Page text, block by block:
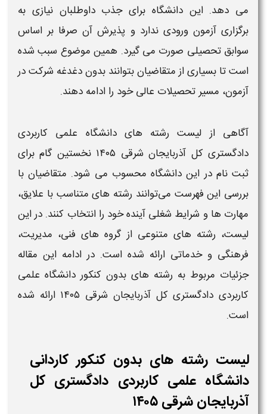
می‌ دهد. ایندانشگاه برای جذب داوطلبان نیازی به
برگزاری آزمون ورودی ندارد و پذیرش آن صرفا بر اساس
سوابق تحصیلی صورت می‌ گیرد. همین موضوع سبب شده
است تا بسیاری از متقاضیان بتوانند بدون دغدغه شرکت در
آزمون، مسیر تحصیلات عالی خود را ادامه دهند.
آگاهی از لیست رشته های دانشگاه علمی کاربردی
دادگستری کل آذربایجان شرقی​ ۱۴۰۵
نخستین گام برای
ثبت‌ نام در این دانشگاه محسوب می‌ شود. متقاضیان با
بررسی این فهرست می‌توانند رشته‌ های متناسب با علایق،
مهارت‌ ها و شرایط شغلی آینده خود را انتخاب کنند. در این
لیست، رشته‌ های متنوعی از گروه‌ های فنی، مدیریت،
فرهنگی و خدماتی ارائه شده است. در ادامه این مقاله
جزئیات مربوط به رشته‌ های بدون کنکور دانشگاه علمی
کاربردی دادگستری کل آذربایجان شرقی​ ۱۴۰۵
ارائه شده
است.
لیست رشته های بدون کنکور کاردانی
دانشگاه علمی کاربردی دادگستری کل
آذربایجان شرقی ۱۴۰۵